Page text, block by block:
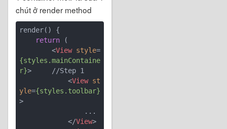
chút ở render method
render() {
return (
<View style=
{styles.mainContaine
r}>
     //Step 1
<View st
yle={styles.toolbar}
>
</View>